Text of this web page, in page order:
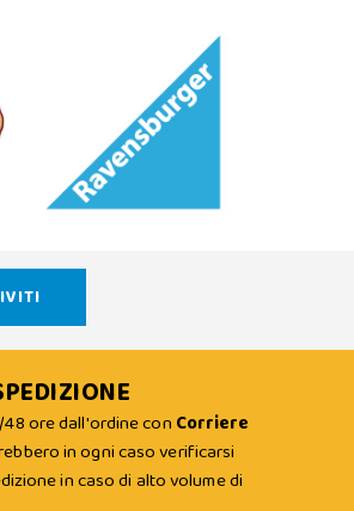
48 ore dall'ordine con Corriere
in ogni caso verificarsi
in caso di alto volume di